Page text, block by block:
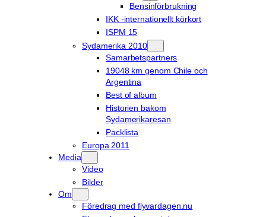
Bensinförbrukning
IKK -internationellt körkort
ISPM 15
Sydamerika 2010
Samarbetspartners
19048 km genom Chile och
Argentina
Best of album
Historien bakom
Sydamerikaresan
Packlista
Europa 2011
Media
Video
Bilder
Om
Föredrag med flyvardagen.nu